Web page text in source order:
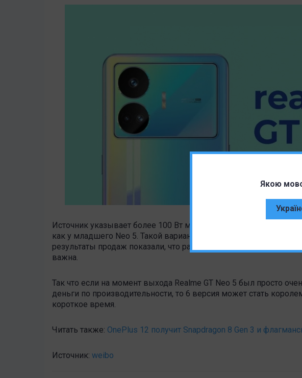
Якою
Источник указывает более 100 Вт мощности и можно
как у младшего Neo 5. Такой вариант многие считают более
результаты продаж показали, что разница в несколько минут
важна.
Так что если на момент выхода Realme GT Neo 5 был просто
деньги по производительности, то 6 версия может стать
короткое время.
Читать также: OnePlus 12 получит Snapdragon 8 Gen 3 и
Источник: weibo